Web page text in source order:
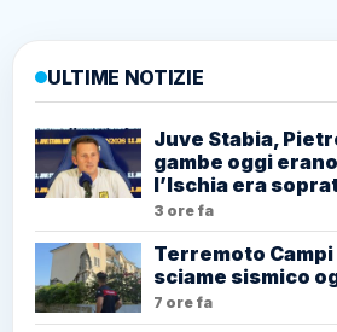
ULTIME NOTIZIE
Juve Stabia,
gambe oggi
l’Ischia era
3 ore fa
Terremoto
sciame sismico
7 ore fa